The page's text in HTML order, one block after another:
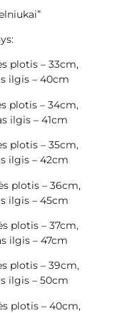
plotis – 33cm,
ilgis – 40cm
plotis – 34cm,
ilgis – 41cm
plotis – 35cm,
ilgis – 42cm
plotis – 36cm,
ilgis – 45cm
plotis – 37cm,
ilgis – 47cm
plotis – 39cm,
ilgis – 50cm
plotis – 40cm,